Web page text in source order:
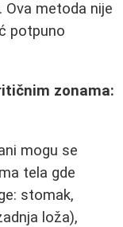
metoda nije
potpuno
zonama:
mogu se
tela gde
stomak,
loža),